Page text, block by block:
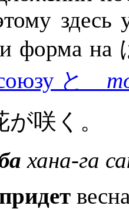
форма
と
が咲く。
хана-га